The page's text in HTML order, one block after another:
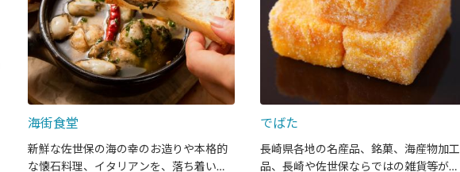
海街食堂
新鮮な佐世保の海の幸のお造りや本格的
な懐石料理、イタリアンを、落ち着いた
でばた
長崎県各地の名産品、銘菓、海産物加工
品、長崎や佐世保ならではの雑貨等が揃